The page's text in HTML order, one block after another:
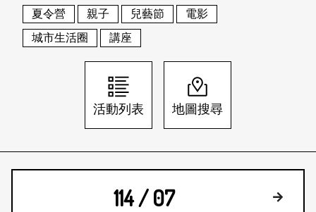
地圖搜尋
關於我們
刊物索取地點
會員基本資料
刊登活動
網站導覽 English
日本語 登入/註冊
夏令營
親子 兒藝節
電影
城市生活圈
講座
活動列表 地圖搜尋
114 / 07 下個月